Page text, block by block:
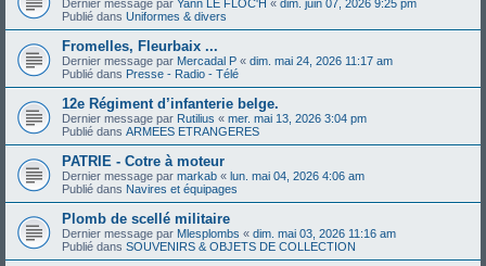
Dernier message par Yann LE FLOC'H « dim. juin 07, 2026 9:25 pm
Publié dans Uniformes & divers
Fromelles, Fleurbaix ...
Dernier message par Mercadal P « dim. mai 24, 2026 11:17 am
Publié dans Presse - Radio - Télé
12e Régiment d’infanterie belge.
Dernier message par Rutilius « mer. mai 13, 2026 3:04 pm
Publié dans ARMEES ETRANGERES
PATRIE - Cotre à moteur
Dernier message par markab « lun. mai 04, 2026 4:06 am
Publié dans Navires et équipages
Plomb de scellé militaire
Dernier message par Mlesplombs « dim. mai 03, 2026 11:16 am
Publié dans SOUVENIRS & OBJETS DE COLLECTION